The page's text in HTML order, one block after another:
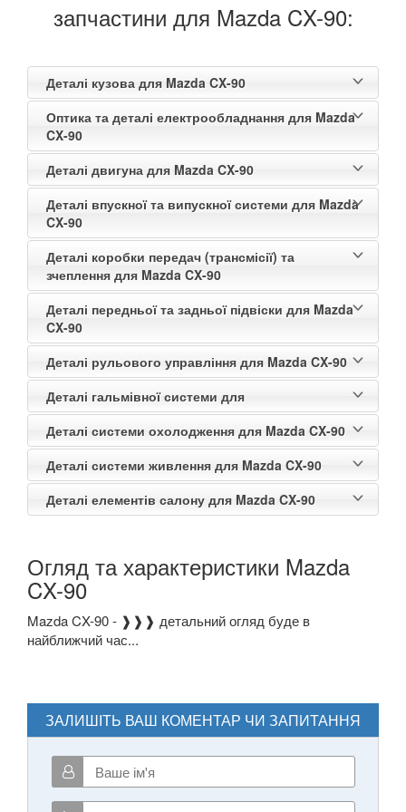
CX-9 I (TB)
CX-90
MPV II (LW)
MPV III (LY)
MX-5 II (NB)
MX-5 III (NC)
MX-5 IV (ND)
Premacy (CP)
RX-7 III (FD)
RX-8 I (SE17)
RX-8 II
MERCEDES-BENZ keyboard_arrow_down
MINI
MITSUBISHI
NISSAN
PEUGEOT
RENAULT keyboard_arrow_down
запчастини для Mazda CX-90:
Деталі кузова для Mazda CX-90
Оптика та деталі електрообладнання для Mazda
CX-90
Деталі двигуна для Mazda CX-90
Деталі впускної та випускної системи для Mazda
CX-90
Деталі коробки передач (трансмісії) та
зчеплення для Mazda CX-90
Деталі передньої та задньої підвіски для Mazda
CX-90
Деталі рульового управління для Mazda CX-90
Деталі гальмівної системи для
Деталі системи охолодження для Mazda CX-90
Деталі системи живлення для Mazda CX-90
Деталі елементів салону для Mazda CX-90
Огляд та характеристики Mazda
CX-90
Mazda CX-90 - ❱❱❱ детальний огляд буде в
найближчий час...
ЗАЛИШІТЬ ВАШ КОМЕНТАР ЧИ ЗАПИТАННЯ